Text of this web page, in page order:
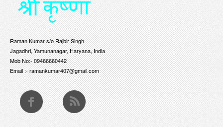
Raman Kumar s/o Rajbir Singh
Jagadhri, Yamunanagar, Haryana, India
Mob No:- 09466660442
Email :- ramankumar407@gmail.com